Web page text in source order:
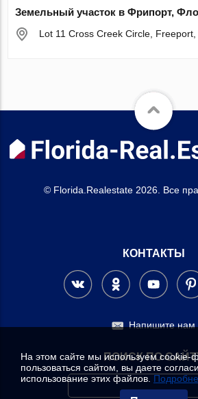
Земельный участок в Фрипорт,
Lot 11 Cross Creek Circle,
© Florida.Realestate 2026. Все
КОНТАКТЫ
Напишите нам
ПОИСК ПО
На этом сайте мы используем
пользоваться сайтом, вы даете
использование этих файлов.